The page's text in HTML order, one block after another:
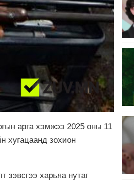
арга хэмжээ 2025 оны 11
хугацаанд зохион
зэвсгээ харьяа нутаг